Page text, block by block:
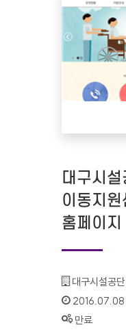
대구시설
이동지
홈페이지
기관명 :
대구시설공단
인증기간 :
상태 :
만료